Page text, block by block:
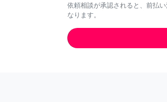
依頼相談が承認されると、前払
なります。